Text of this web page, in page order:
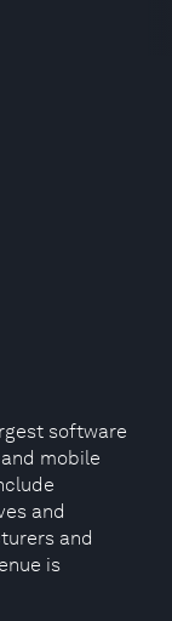
software
mobile
and
and
is